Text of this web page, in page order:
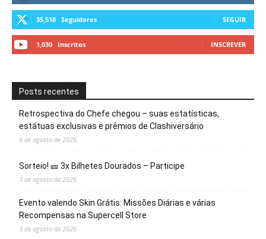
35,518 Seguidores SEGUIR
1,030 Inscritos INSCREVER
Posts recentes
Retrospectiva do Chefe chegou – suas estatísticas,
estátuas exclusivas e prêmios de Clashiversário
6 de agosto de 2026
Sorteio! 🎫 3x Bilhetes Dourados – Participe
3 de agosto de 2026
Evento valendo Skin Grátis: Missões Diárias e várias
Recompensas na Supercell Store
3 de agosto de 2026